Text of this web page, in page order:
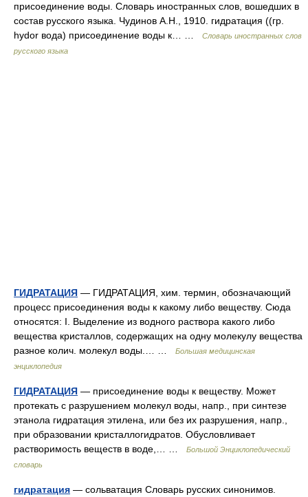
присоединение воды. Словарь иностранных слов, вошедших в
состав русского языка. Чудинов А.Н., 1910. гидратация ((гр.
hydor вода) присоединение воды к… …
Словарь иностранных слов
русского языка
ГИДРАТАЦИЯ — ГИДРАТАЦИЯ, хим. термин, обозначающий
процесс присоединения воды к какому либо веществу. Сюда
относятся: I. Выделение из водного раствора какого либо
вещества кристаллов, содержащих на одну молекулу вещества
разное колич. молекул воды.… …
Большая медицинская
энциклопедия
ГИДРАТАЦИЯ — присоединение воды к веществу. Может
протекать с разрушением молекул воды, напр., при синтезе
этанола гидратация этилена, или без их разрушения, напр.,
при образовании кристаллогидратов. Обусловливает
растворимость веществ в воде,… …
Большой Энциклопедический
словарь
гидратация — сольватация Словарь русских синонимов.